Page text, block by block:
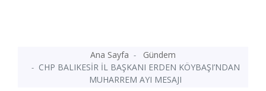
Ana Sayfa
Gündem
CHP BALIKESİR İL BAŞKANI ERDEN KÖYBAŞI’NDAN
MUHARREM AYI MESAJI